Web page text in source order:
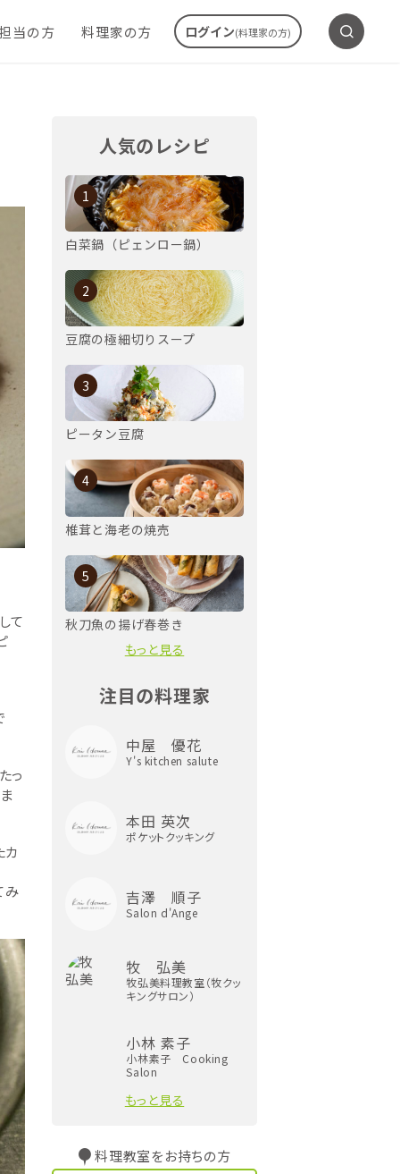
当の方 料理家の方 ログイン(料理家の方)
て
っ
カ
み
人気のレシピ
1
白菜鍋（ピェンロー鍋）
2
豆腐の極細切りスープ
3
ピータン豆腐
4
椎茸と海老の焼売
5
秋刀魚の揚げ春巻き
もっと見る
注目の料理家
中屋 優花
Y's kitchen salute
本田 英次
ポケットクッキング
吉澤 順子
Salon d'Ange
牧 弘美
牧弘美料理教室（牧クッ
キングサロン）
小林 素子
小林素子 Cooking
Salon
もっと見る
料理教室をお持ちの方